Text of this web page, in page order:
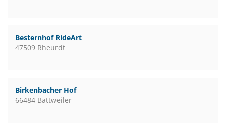
Besternhof RideArt
47509 Rheurdt
Birkenbacher Hof
66484 Battweiler